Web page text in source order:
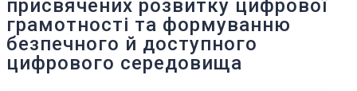
присвячених розвитку цифрової
грамотності та формуванню
безпечного й доступного
цифрового середовища